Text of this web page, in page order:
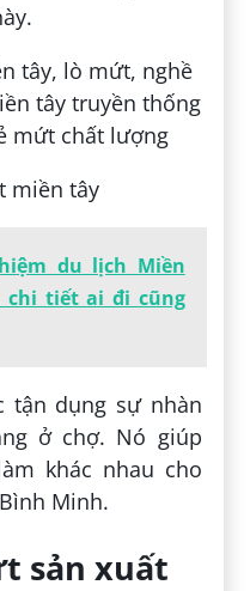
miền tây
du lịch Miền
chi tiết ai đi cũng
tận dụng sự nhàn
ở chợ. Nó giúp
khác nhau cho
Minh.
sản xuất